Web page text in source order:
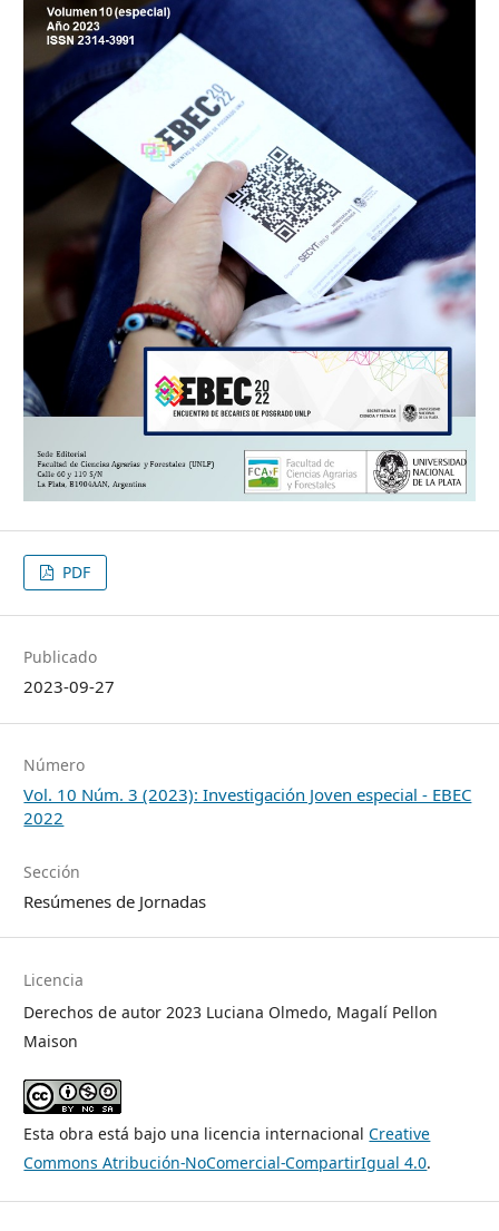
PDF
Publicado
2023-09-27
Número
Vol. 10 Núm. 3 (2023): Investigación Joven especial - EBEC
2022
Sección
Resúmenes de Jornadas
Licencia
Derechos de autor 2023 Luciana Olmedo, Magalí Pellon
Maison
Esta obra está bajo una licencia internacionalCreative
Commons Atribución-NoComercial-CompartirIgual 4.0.